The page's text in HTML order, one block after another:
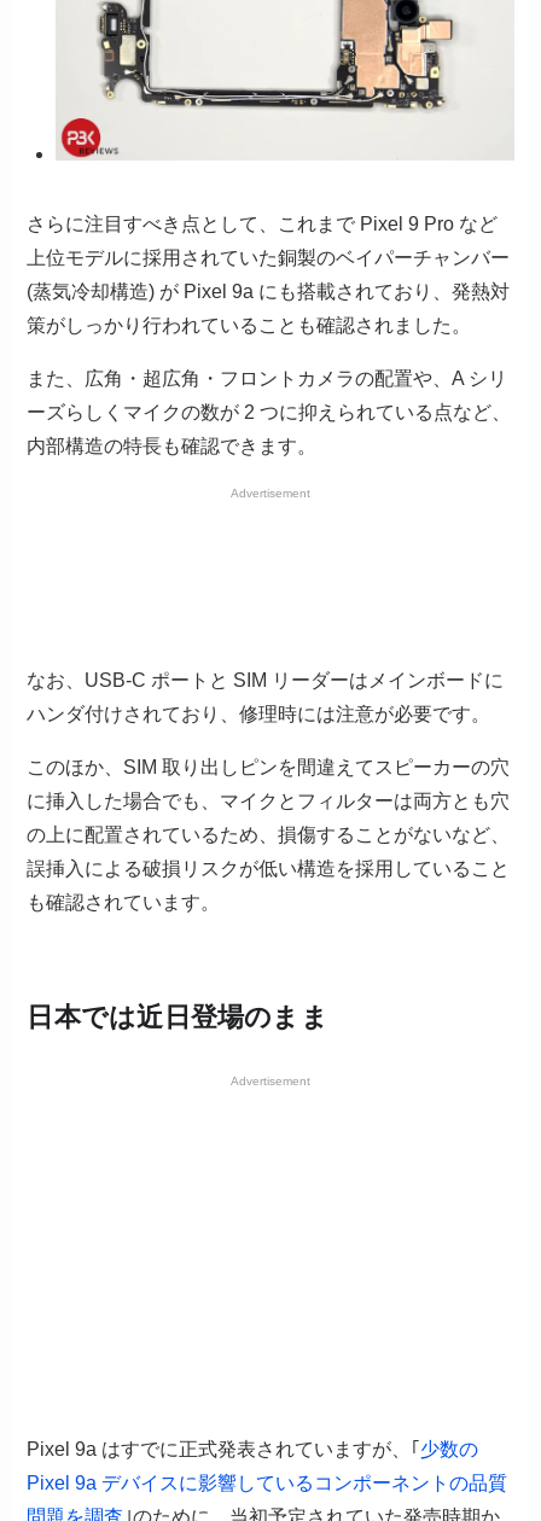
さらに注目すべき点として、これまで Pixel 9 Pro など
上位モデルに採用されていた銅製のベイパーチャンバー
(蒸気冷却構造) が Pixel 9a にも搭載されており、発熱対
策がしっかり行われていることも確認されました。
また、広角・超広角・フロントカメラの配置や、A シリ
ーズらしくマイクの数が 2 つに抑えられている点など、
内部構造の特長も確認できます。
Advertisement
なお、USB-C ポートと SIM リーダーはメインボードに
ハンダ付けされており、修理時には注意が必要です。
このほか、SIM 取り出しピンを間違えてスピーカーの穴
に挿入した場合でも、マイクとフィルターは両方とも穴
の上に配置されているため、損傷することがないなど、
誤挿入による破損リスクが低い構造を採用していること
も確認されています。
日本では近日登場のまま
Advertisement
Pixel 9a はすでに正式発表されていますが、｢ 少数の
Pixel 9a デバイスに影響しているコンポーネントの品質